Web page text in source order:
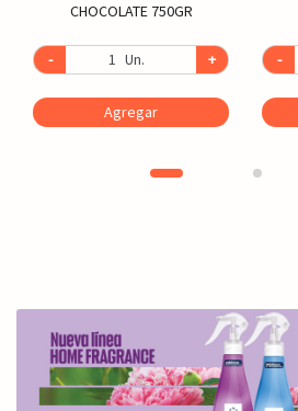
CHOCOLATE 750GR
- Un. +
Agregar
-